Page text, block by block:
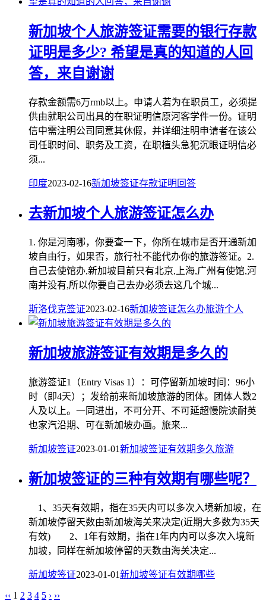
新加坡个人旅游签证需要的银行存款
证明是多少? 希望是真的知道的人回
答，来自谢谢
存款金额需6万rmb以上。申请人若为在职员工，必须提
供由就职公司出具的在职证明信原河客学件一份。证明
信中需注明公司同意其休假，并详细注明申请者在该公
司任职时间、职务及工资，在职植头急犯沉眼证明信必
须...
印度2023-02-16新加坡签证存款证明 回答
去新加坡个人旅游签证怎么办
1. 你是河南哪，你要查一下，你所在城市是否开通新加
坡自由行，如果否，旅行社不能代办你的旅游签证。2.
自己去使馆办,新加坡目前只有北京,上海,广州有使馆,河
南并没有,所以你要自己去办必须去这几个城...
斯洛伐克签证2023-02-16新加坡签证怎么办旅游个人
新加坡旅游签证有效期是多久的
旅游签证1（Entry Visas 1）：可停留新加坡时间：96小
时（即4天）；发给前来新加坡旅游的团体。团体人数2
人及以上。一同进出，不可分开、不可延超慢院读耐英
也家汽沿期、可在新加坡办画。旅来...
新加坡签证2023-01-01新加坡签证有效期多久旅游
新加坡签证的三种有效期有哪些呢？
1、35天有效期，指在35天内可以多次入境新加坡，在
新加坡停留天数由新加坡海关来决定(近期大多数为35天
有效) 2、1年有效期，指在1年内内可以多次入境新
加坡，同样在新加坡停留的天数由海关决定...
新加坡签证2023-01-01新加坡签证有效期哪些
‹‹ 1 2 3 4 5 › ››